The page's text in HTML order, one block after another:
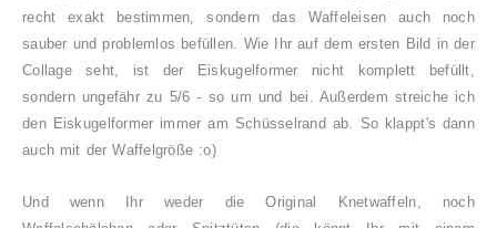
recht exakt bestimmen, sondern das Waffeleisen auch noch
sauber und problemlos befüllen. Wie Ihr auf dem ersten Bild in der
Collage seht, ist der Eiskugelformer nicht komplett befüllt,
sondern ungefähr zu 5/6 - so um und bei. Außerdem streiche ich
den Eiskugelformer immer am Schüsselrand ab. So klappt's dann
auch mit der Waffelgröße :o)
Und wenn Ihr weder die Original Knetwaffeln, noch